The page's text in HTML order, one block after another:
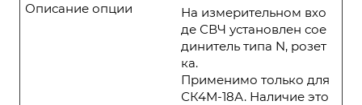
На измерительном вхо
де СВЧ установлен сое
динитель типа N, розет
ка.
Применимо только для
СК4М-18А. Наличие это
Описание опции